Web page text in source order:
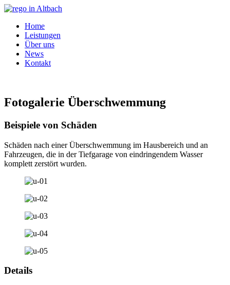
Home
Leistungen
Über uns
News
Kontakt
Fotogalerie Überschwemmung
Beispiele von Schäden
Schäden nach einer Überschwemmung im Hausbereich und an
Fahrzeugen, die in der Tiefgarage von eindringendem Wasser
komplett zerstört wurden.
Details